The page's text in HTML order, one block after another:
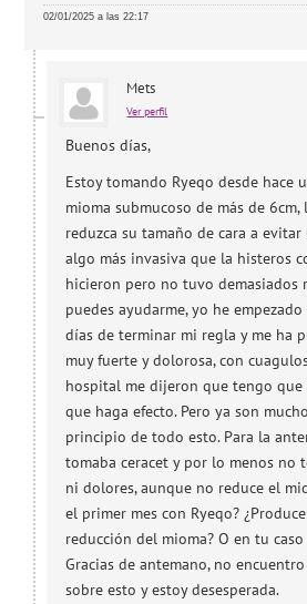
02/01/2025 a las 22:17
Mets
Ver perfil
Buenos días,
Estoy tomando Ryeqo desde hace
mioma submucoso de más de
reduzca su tamaño de cara a
algo más invasiva que la histeros
hicieron pero no tuvo demasiados
puedes ayudarme, yo he
días de terminar mi regla y me ha
muy fuerte y dolorosa, con
hospital me dijeron que tengo que
que haga efecto. Pero ya son
principio de todo esto. Para la
tomaba ceracet y por lo menos no
ni dolores, aunque no reduce el
el primer mes con Ryeqo?
reducción del mioma? O en tu
Gracias de antemano, no
sobre esto y estoy desesperada.